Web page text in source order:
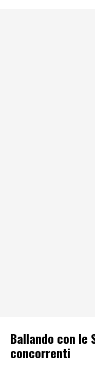
Ballando con
concorrenti